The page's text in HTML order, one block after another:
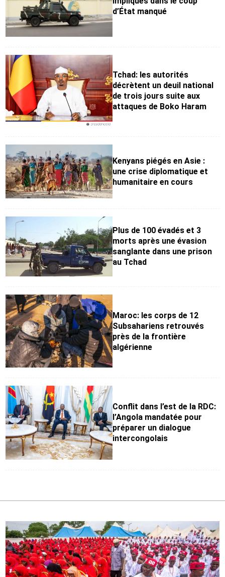
d’État manqué
Tchad: les autorités
décrètent un deuil national
de trois jours suite aux
attaques de Boko Haram
Kenyans piégés en Asie :
une crise diplomatique et
humanitaire en cours
Plus de 100 évadés et 3
morts après une évasion
sanglante dans une prison
au Tchad
Maroc: les corps de 12
Subsahariens retrouvés
près de la frontière
algérienne
Conflit dans l’est de la RDC:
l’Angola mandatée pour
préparer un dialogue
intercongolais